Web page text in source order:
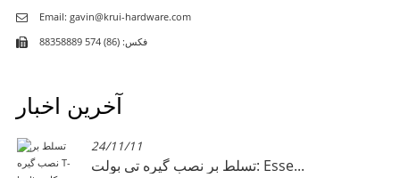
Email: gavin@krui-hardware.com
فکس: (86) 574 88358889
آخرین اخبار
24/11/11
تسلط بر نصب گیره تی بولت: Esse...